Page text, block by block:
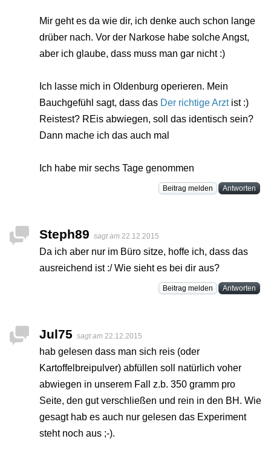
Mir geht es da wie dir, ich denke auch schon lange
drüber nach. Vor der Narkose habe solche Angst,
aber ich glaube, dass muss man gar nicht :)
Ich lasse mich in Oldenburg operieren. Mein
Bauchgefühl sagt, dass das Der richtige Arztist :)
Reistest? REis abwiegen, soll das identisch sein?
Dann mache ich das auch mal
Ich habe mir sechs Tage genommen
Beitrag melden Antworten
Steph89 sagt am 22.12.2015
Da ich aber nur im Büro sitze, hoffe ich, dass das
ausreichend ist :/ Wie sieht es bei dir aus?
Beitrag melden Antworten
Jul75 sagt am 22.12.2015
hab gelesen dass man sich reis (oder
Kartoffelbreipulver) abfüllen soll natürlich voher
abwiegen in unserem Fall z.b. 350 gramm pro
Seite, den gut verschließen und rein in den BH. Wie
gesagt hab es auch nur gelesen das Experiment
steht noch aus ;-).